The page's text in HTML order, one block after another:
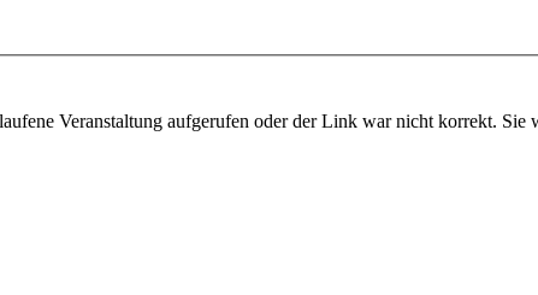
Veranstaltung aufgerufen oder der Link war nicht korrekt. Sie